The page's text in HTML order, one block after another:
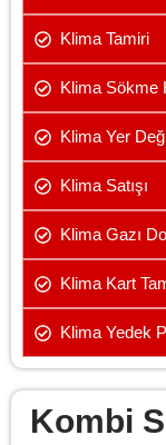
Klima Tamiri
Klima Sökme
Klima Yer
Klima Satışı
Klima Gazı
Klima Kart
Klima Yedek
Kombi